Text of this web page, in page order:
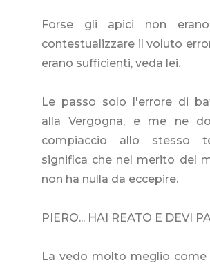
Forse gli apici non
contestualizzare il voluto
erano sufficienti, veda lei.
Le passo solo l'errore di
alla Vergogna, e me ne
compiaccio allo stesso
significa che nel merito del
non ha nulla da eccepire.
PIERO... HAI REATO E DEVI
La vedo molto meglio